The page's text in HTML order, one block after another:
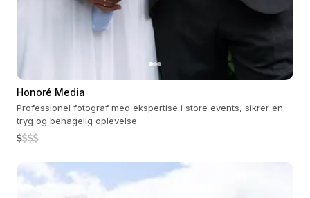
Honoré Media
Professionel fotograf med ekspertise i store events, sikrer en
tryg og behagelig oplevelse.